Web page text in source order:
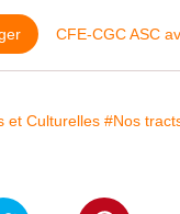
CFE-CGC ASC
et Culturelles #Nos